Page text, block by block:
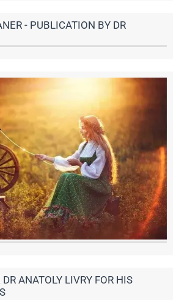
- PUBLICATION BY DR
ANATOLY LIVRY FOR HIS